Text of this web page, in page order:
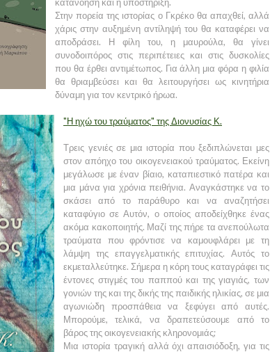
Στην πορεία της ιστορίας ο Γκρέκο θα απαχθεί, αλλά
χάρις στην αυξημένη αντίληψή του θα καταφέρει να
αποδράσει. Η φίλη του, η μαυρούλα, θα γίνει
συνοδοιπόρος στις περιπέτειες και στις δυσκολίες
που θα έρθει αντιμέτωπος. Για άλλη μια φόρα η φιλία
θα θριαμβεύσει και θα λειτουργήσει ως κινητήρια
δύναμη για τον κεντρικό ήρωα.
"Η ηχώ του τραύματος" της Διονυσίας Κ.
Τρεις γενιές σε μια ιστορία που ξεδιπλώνεται μες
στον απόηχο του οικογενειακού τραύματος. Εκείνη
μεγάλωσε με έναν βίαιο, καταπιεστικό πατέρα και
μια μάνα για χρόνια πειθήνια. Αναγκάστηκε να το
σκάσει από το παράθυρο και να αναζητήσει
καταφύγιο σε Αυτόν, ο οποίος αποδείχθηκε ένας
ακόμα κακοποιητής. Μαζί της πήρε τα ανεπούλωτα
τραύματα που φρόντισε να καμουφλάρει με τη
λάμψη της επαγγελματικής επιτυχίας. Αυτός το
εκμεταλλεύτηκε. Σήμερα η κόρη τους καταγράφει τις
έντονες στιγμές του παππού και της γιαγιάς, των
γονιών της και της δικής της παιδικής ηλικίας, σε μια
αγωνιώδη προσπάθεια να ξεφύγει από αυτές.
Μπορούμε, τελικά, να δραπετεύσουμε από το
βάρος της οικογενειακής κληρονομιάς;
Μια ιστορία τραγική αλλά όχι απαισιόδοξη, για τις